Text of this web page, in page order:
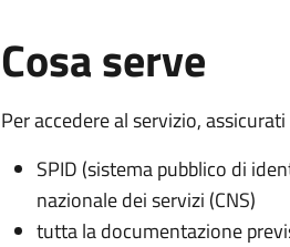
Cosa serve
Per accedere al servizio,
SPID (sistema pubblico di
nazionale dei servizi (CNS)
tutta la documentazione